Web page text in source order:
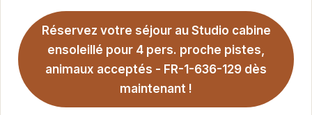
Réservez votre séjour au Studio cabine
ensoleillé pour 4 pers. proche pistes,
animaux acceptés - FR-1-636-129 dès
maintenant !